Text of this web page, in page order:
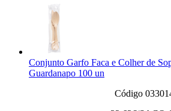
Conjunto Garfo Faca e Colher de
Guardanapo 100 un
Código